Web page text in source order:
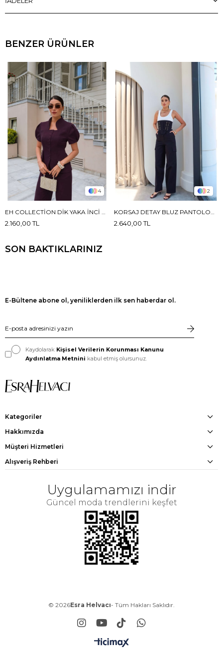
BENZER ÜRÜNLER
4
EH COLLECTION DIK YAKA İNCI DÜĞMELI TAKIM
2.160,00 TL
2
KORSAJ DETAY BLUZ PANTOLON TAKIM
2.640,00 TL
SON BAKTIKLARINIZ
E-Bültene abone ol, yeniliklerden ilk sen haberdar ol.
Kaydolarak Kişisel Verilerin Korunması Kanunu
Aydınlatma Metnini kabul etmiş olursunuz.
Kategoriler
Hakkımızda
Müşteri Hizmetleri
Alışveriş Rehberi
Uygulamamızı indir
Güncel moda trendlerini keşfet
© 2026Esra Helvacı- Tüm Hakları Saklıdır.